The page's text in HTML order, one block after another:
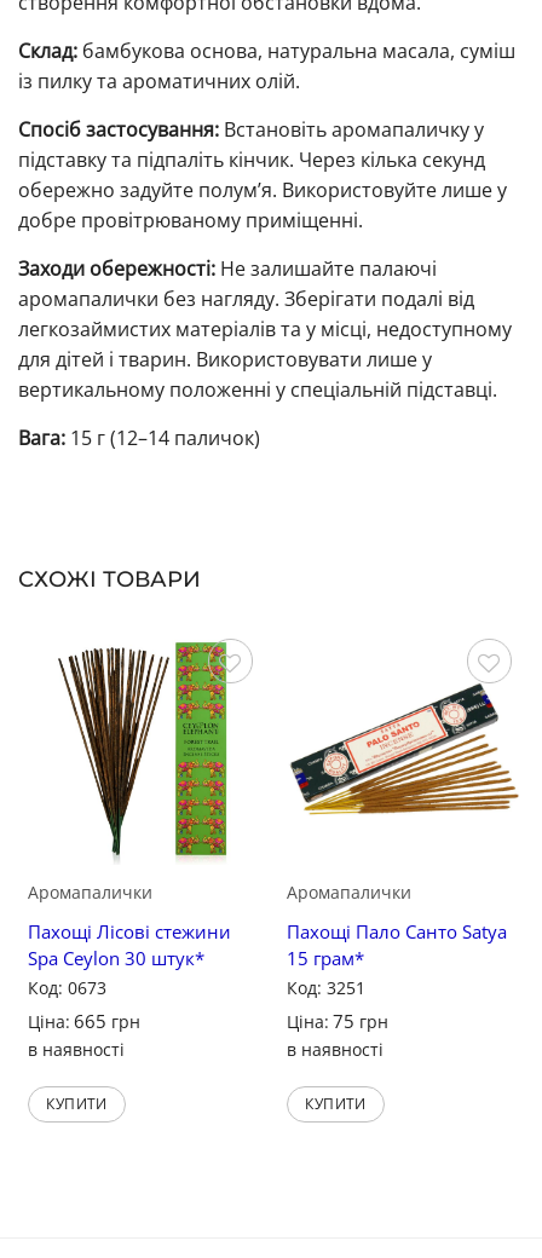
Склад: бамбукова основа, натуральна масала, суміш
із пилку та ароматичних олій.
Спосіб застосування: Встановіть аромапаличку у
підставку та підпаліть кінчик. Через кілька секунд
обережно задуйте полум’я. Використовуйте лише у
добре провітрюваному приміщенні.
Заходи обережності: Не залишайте палаючі
аромапалички без нагляду. Зберігати подалі від
легкозаймистих матеріалів та у місці, недоступному
для дітей і тварин. Використовувати лише у
вертикальному положенні у спеціальній підставці.
Вага: 15 г (12–14 паличок)
СХОЖІ ТОВАРИ
Зберегти
Аромапалички
Пахощі Лісові стежини
Spa Ceylon 30 штук*
Код: 0673
Ціна: 665 грн
в наявності
КУПИТИ
Зберегти
Аромапалички
Пахощі Пало Санто Satya
15 грам*
Код: 3251
Ціна: 75 грн
в наявності
КУПИТИ